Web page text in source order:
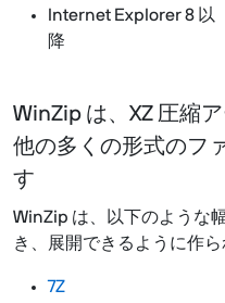
Internet Explorer 8 以
降
WinZip は、XZ 圧縮
他の多くの形式のフ
す
WinZip は、以下のような
き、展開できるように作ら
7Z